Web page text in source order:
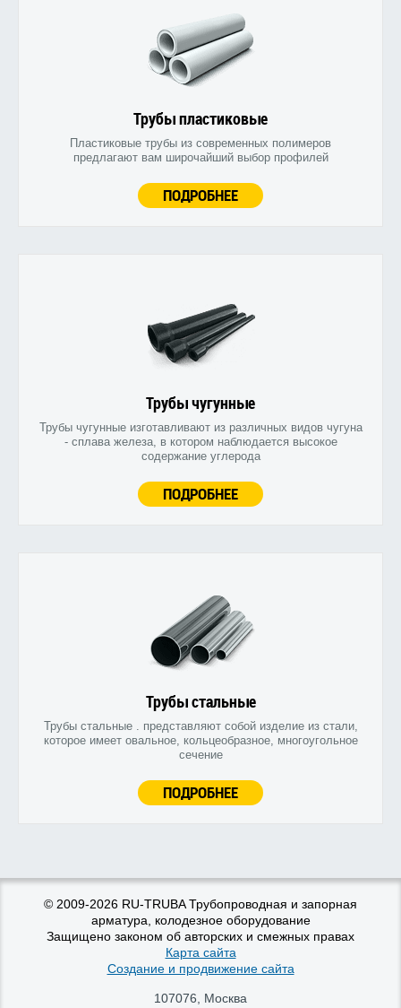
Трубы пластиковые
Пластиковые трубы из современных полимеров
предлагают вам широчайший выбор профилей
ПОДРОБНЕЕ
Трубы чугунные
Трубы чугунные изготавливают из различных видов чугуна
- сплава железа, в котором наблюдается высокое
содержание углерода
ПОДРОБНЕЕ
Трубы стальные
Трубы стальные . представляют собой изделие из стали,
которое имеет овальное, кольцеобразное, многоугольное
сечение
ПОДРОБНЕЕ
© 2009-2026 RU-TRUBA Трубопроводная и запорная
арматура, колодезное оборудование
Защищено законом об авторских и смежных правах
Карта сайта
Создание и продвижение сайта
107076
Москва